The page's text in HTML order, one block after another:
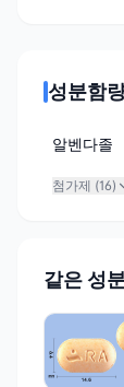
성분함
알벤다졸
첨가제 (16)
같은 성